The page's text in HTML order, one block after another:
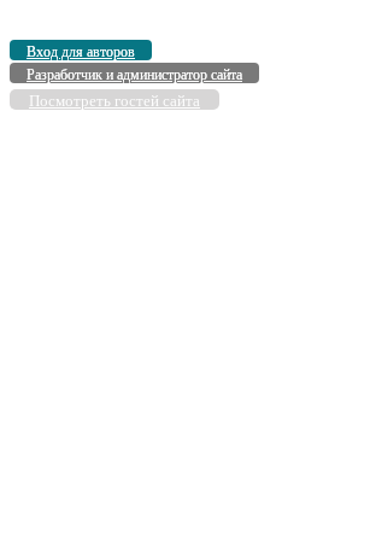
Вход для авторов
Разработчик и администратор сайта
Посмотреть гостей сайта